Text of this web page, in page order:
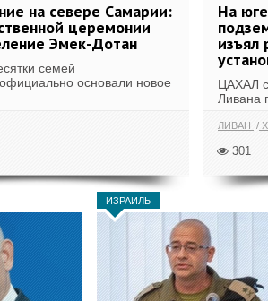
на севере Самарии:
церемонии
Эмек-Дотан
семей
основали новое
На
изъял
ЦАХАЛ
Ливана
ЛИВАН
301
ИЗРАИЛЬ